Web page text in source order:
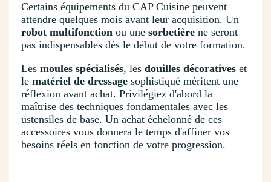
Certains équipements du CAP Cuisine peuvent
attendre quelques mois avant leur acquisition. Un
robot multifonction ou une sorbetière ne seront
pas indispensables dès le début de votre formation.
Les moules spécialisés, les douilles décoratives et
le matériel de dressage sophistiqué méritent une
réflexion avant achat. Privilégiez d'abord la
maîtrise des techniques fondamentales avec les
ustensiles de base. Un achat échelonné de ces
accessoires vous donnera le temps d'affiner vos
besoins réels en fonction de votre progression.